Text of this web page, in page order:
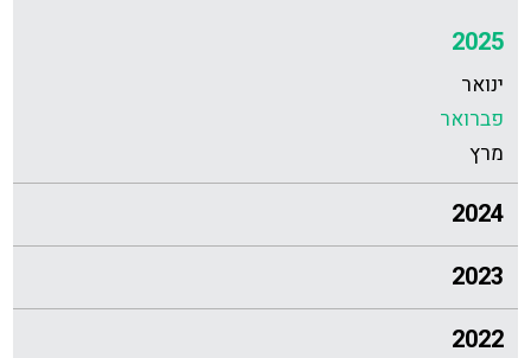
2025
ינואר
פברואר
מרץ
2024
2023
2022